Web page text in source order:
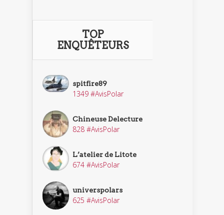
TOP
ENQUÊTEURS
spitfire89
1349 #AvisPolar
Chineuse Delecture
828 #AvisPolar
L’atelier de Litote
674 #AvisPolar
universpolars
625 #AvisPolar